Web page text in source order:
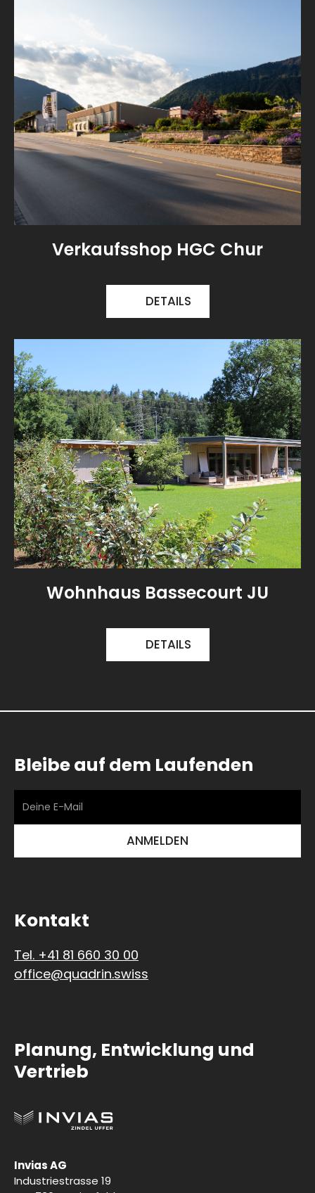
Verkaufsshop HGC Chur
DETAILS
Wohnhaus Bassecourt JU
DETAILS
Bleibe auf dem Laufenden
Kontakt
Tel. +41 81 660 30 00
office@quadrin.swiss
Planung, Entwicklung und
Vertrieb
Invias AG
Industriestrasse 19